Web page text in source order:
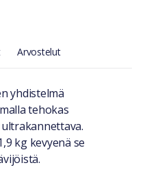
Arvostelut
yhdistelmä
tehokas
kg kevyenä se